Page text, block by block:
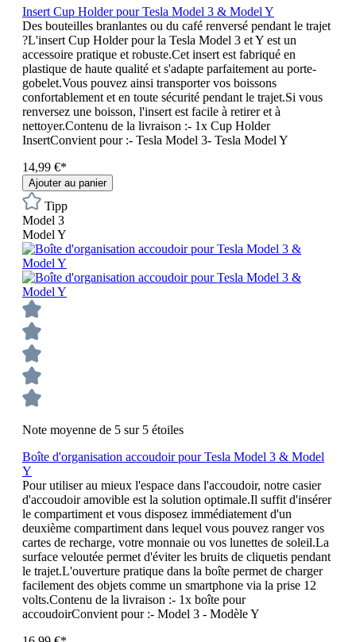
Insert Cup Holder pour Tesla Model 3 & Model Y
Des bouteilles branlantes ou du café renversé pendant le trajet
?L'insert Cup Holder pour la Tesla Model 3 et Y est un
accessoire pratique et robuste.Cet insert est fabriqué en
plastique de haute qualité et s'adapte parfaitement au porte-
gobelet.Vous pouvez ainsi transporter vos boissons
confortablement et en toute sécurité pendant le trajet.Si vous
renversez une boisson, l'insert est facile à retirer et à
nettoyer.Contenu de la livraison :- 1x Cup Holder
InsertConvient pour :- Tesla Model 3- Tesla Model Y
14,99 €*
Ajouter au panier
Tipp
Model 3
Model Y
Note moyenne de 5 sur 5 étoiles
Boîte d'organisation accoudoir pour Tesla Model 3 & Model
Y
Pour utiliser au mieux l'espace dans l'accoudoir, notre casier
d'accoudoir amovible est la solution optimale.Il suffit d'insérer
le compartiment et vous disposez immédiatement d'un
deuxième compartiment dans lequel vous pouvez ranger vos
cartes de recharge, votre monnaie ou vos lunettes de soleil.La
surface veloutée permet d'éviter les bruits de cliquetis pendant
le trajet.L'ouverture pratique dans la boîte permet de charger
facilement des objets comme un smartphone via la prise 12
volts.Contenu de la livraison :- 1x boîte pour
accoudoirConvient pour :- Model 3 - Modèle Y